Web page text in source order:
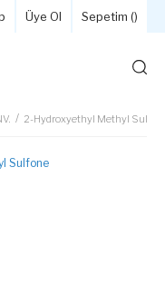
Üye Ol Sepetim ()
2-Hydroxyethyl Methyl